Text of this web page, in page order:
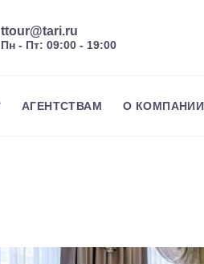
ttour@tari.ru
Пн - Пт: 09:00 - 19:00
АГЕНТСТВАМ О КОМПАНИИ